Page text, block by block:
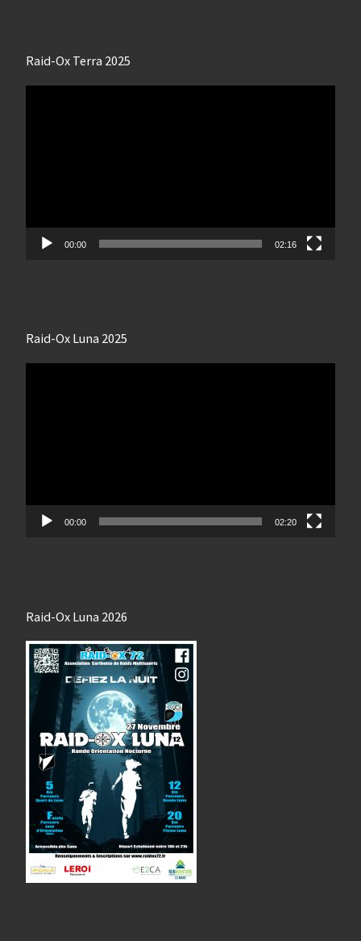
Raid-Ox Terra 2025
00:00 02:16
Raid-Ox Luna 2025
00:00 02:20
Raid-Ox Luna 2026